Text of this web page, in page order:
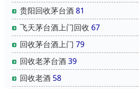
贵阳回收茅台酒81
飞天茅台酒上门回收 67
回收茅台酒上门 79
回收老茅台酒39
回收老酒 58